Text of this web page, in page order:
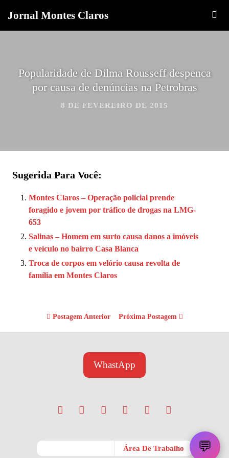
Jornal Montes Claros
Popularidade de Dilma Rousseff despenca
por causa de denúncias na Petrobras
8 DE FEVEREIRO DE 2015
Sugerida Para Você:
Montes Claros – Operação policial prende
foragido e jovem por tráfico de drogas na LMG-
653
Salinas – Homem em surto causa danos a imóveis
e veículo no bairro Casa Blanca
Troca de corpos em velório causa revolta de
família em Montes Claros
Postagem Anterior Próxima Postagem
WhastApp
💬
Área De Trabalho